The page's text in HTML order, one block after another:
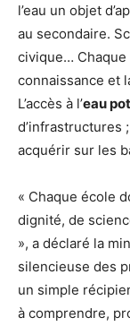
l’eau un objet
au secondaire.
civique…
connaissance et
L’accès à l’eau
d’infrastructures
acquérir sur les
« Chaque école
dignité, de
», a déclaré la
silencieuse des
un simple
à comprendre,